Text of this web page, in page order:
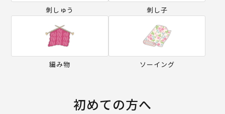
刺しゅう 刺し子
編み物 ソーイング
初めての方へ